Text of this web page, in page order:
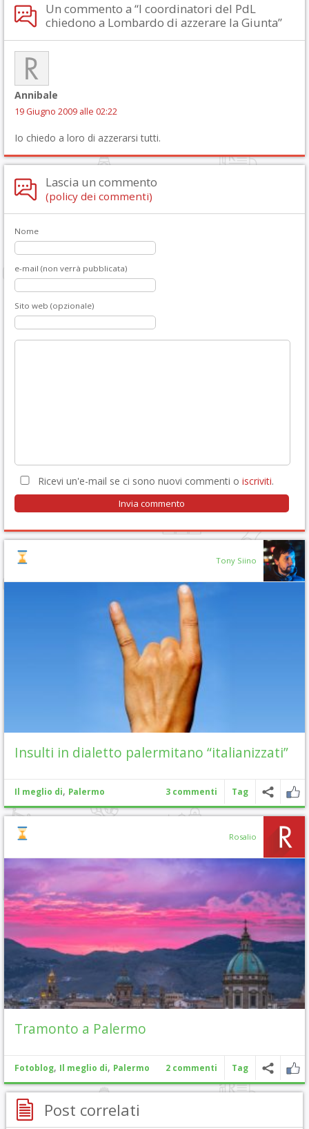
Un commento a “I coordinatori del PdL
chiedono a Lombardo di azzerare la Giunta”
Annibale
19 Giugno 2009 alle 02:22
Io chiedo a loro di azzerarsi tutti.
Lascia un commento
(policy dei commenti)
Nome
e-mail (non verrà pubblicata)
Sito web (opzionale)
Ricevi un'e-mail se ci sono nuovi commenti o iscriviti.
Tony Siino
Insulti in dialetto palermitano “italianizzati”
Il meglio di, Palermo 3 commenti Tag
Rosalio
Tramonto a Palermo
Fotoblog, Il meglio di, Palermo 2 commenti Tag
Post correlati